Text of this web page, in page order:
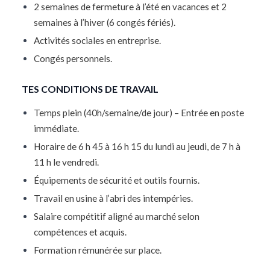
2 semaines de fermeture à l’été en vacances et 2
semaines à l’hiver (6 congés fériés).
Activités sociales en entreprise.
Congés personnels.
TES CONDITIONS DE TRAVAIL
Temps plein (40h/semaine/de jour) – Entrée en poste
immédiate.
Horaire de 6 h 45 à 16 h 15 du lundi au jeudi, de 7 h à
11 h le vendredi.
Équipements de sécurité et outils fournis.
Travail en usine à l’abri des intempéries.
Salaire compétitif aligné au marché selon
compétences et acquis.
Formation rémunérée sur place.